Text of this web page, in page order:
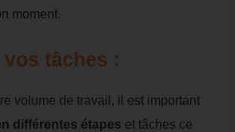
moment.
tâches :
volume de travail, il est important
différentes étapes et tâches ce